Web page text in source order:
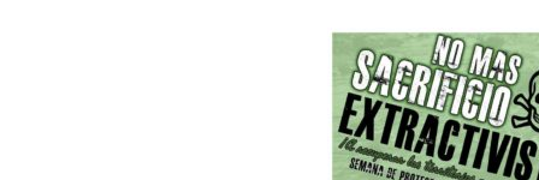
Hit enter to search or ESC to close